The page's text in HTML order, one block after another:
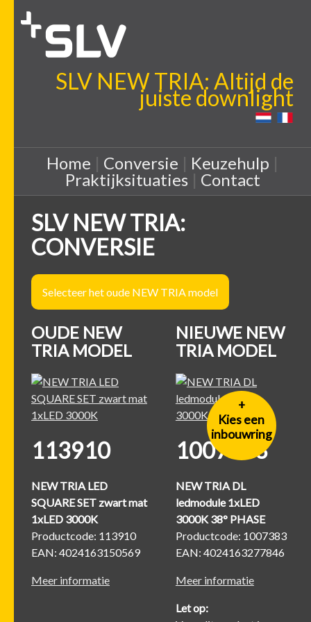
SLV NEW TRIA: Altijd de
juiste downlight
Home | Conversie | Keuzehulp |
Praktijksituaties| Contact
SLV NEW TRIA:
CONVERSIE
Selecteer het oude NEW TRIA model
OUDE NEW
TRIA MODEL
113910
NEW TRIA LED
SQUARE SET zwart mat
1xLED 3000K
Productcode: 113910
EAN: 4024163150569
Meer informatie
NIEUWE NEW
TRIA MODEL
+
Kies een
inbouwring
1007383
NEW TRIA DL
ledmodule 1xLED
3000K 38° PHASE
Productcode: 1007383
EAN: 4024163277846
Meer informatie
Let op: